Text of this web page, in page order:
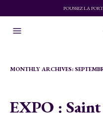
POUSSEZ LA
MONTHLY ARCHIVES:
EXPO :